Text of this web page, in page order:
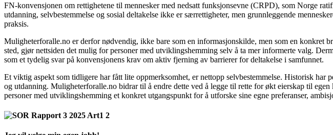
FN-konvensjonen om rettighetene til mennesker med nedsatt funksjonsevne (CRPD), som Norge
utdanning, selvbestemmelse og sosial deltakelse ikke er særrettigheter, men grunnleggende
praksis.
Muligheterforalle.no er derfornød­vendig, ikke bare som en informasjons­kilde, men som en konkret
sted, gjør nettsiden det mulig for personer med utviklings­hemming selv å ta mer informerte valg.
som et tydelig svar på konvensjonens krav om aktiv fjerning av barrierer for deltakelse i samfunnet.
Et viktig aspekt som tidligere har fått lite oppmerksomhet, er nettopp selv­bestemmelse. Historisk
og utdanning. Muligheterforalle.no bidrar til å endre dette ved å legge til rette for økt eierskap til
personer med utviklingshemming et konkret utgangspunkt for å utforske sine egne preferanser,